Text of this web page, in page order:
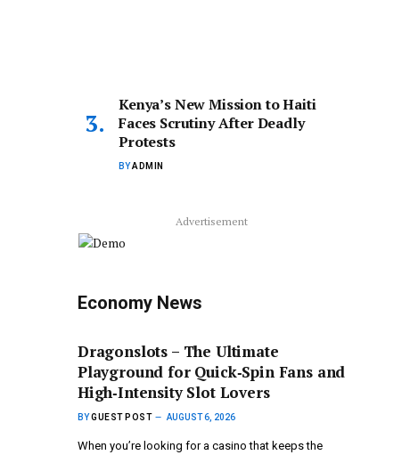
Kenya’s New Mission to Haiti
Faces Scrutiny After Deadly
Protests
BYADMIN
Advertisement
Economy News
Dragonslots – The Ultimate
Playground for Quick‑Spin Fans and
High‑Intensity Slot Lovers
BYGUEST POST AUGUST 6, 2026
When you’re looking for a casino that keeps the